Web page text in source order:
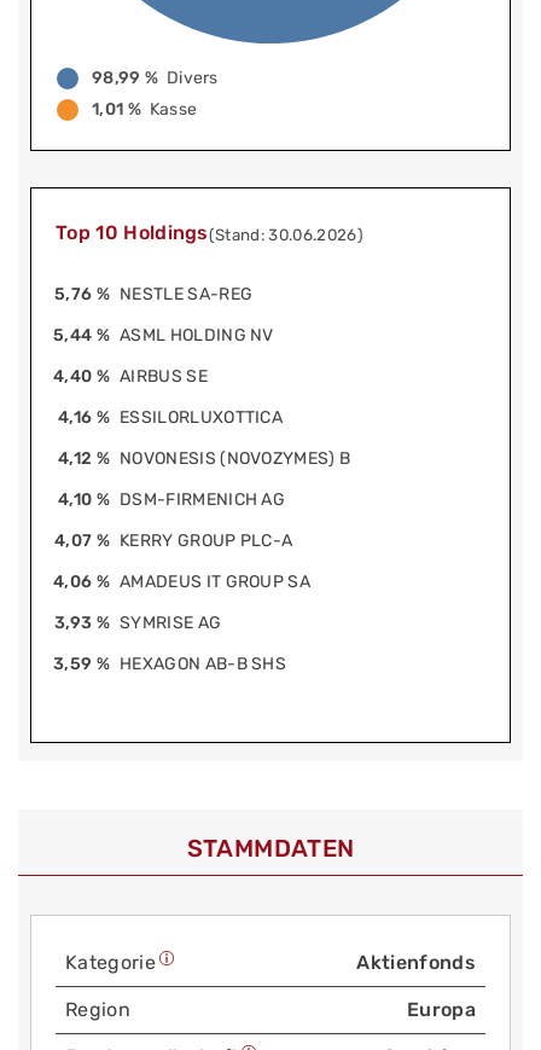
98,99 % Divers
1,01 % Kasse
Top 10 Holdings(Stand: 30.06.2026)
5,76 % NESTLE SA-REG
5,44 % ASML HOLDING NV
4,40 % AIRBUS SE
4,16 % ESSILORLUXOTTICA
4,12 % NOVONESIS (NOVOZYMES) B
4,10 % DSM-FIRMENICH AG
4,07 % KERRY GROUP PLC-A
4,06 % AMADEUS IT GROUP SA
3,93 % SYMRISE AG
3,59 % HEXAGON AB-B SHS
STAMMDATEN
Kategorie Aktienfonds
Region Europa